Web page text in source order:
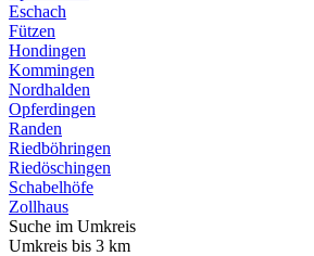
Eschach
Fützen
Hondingen
Kommingen
Nordhalden
Opferdingen
Randen
Riedböhringen
Riedöschingen
Schabelhöfe
Zollhaus
Suche im Umkreis
Umkreis bis 3 km